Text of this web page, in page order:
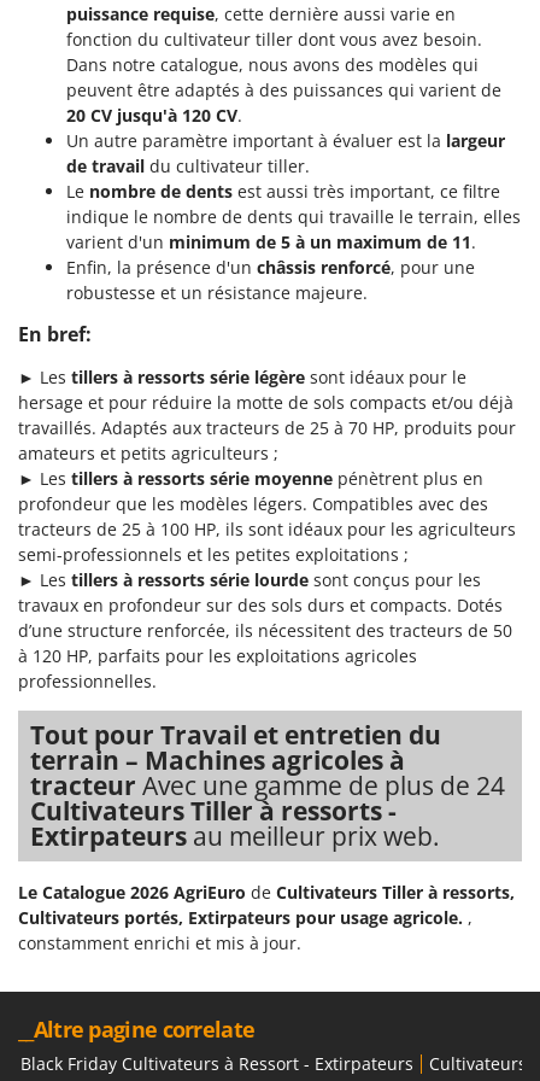
puissance requise, cette dernière aussi varie en
fonction du cultivateur tiller dont vous avez besoin.
Dans notre catalogue, nous avons des modèles qui
peuvent être adaptés à des puissances qui varient de
20 CV jusqu'à 120 CV.
Un autre paramètre important à évaluer est la largeur
de travail du cultivateur tiller.
Le nombre de dents est aussi très important, ce filtre
indique le nombre de dents qui travaille le terrain, elles
varient d'un minimum de 5 à un maximum de 11.
Enfin, la présence d'un châssis renforcé, pour une
robustesse et un résistance majeure.
En bref:
► Les tillers à ressorts série légère sont idéaux pour le
hersage et pour réduire la motte de sols compacts et/ou déjà
travaillés. Adaptés aux tracteurs de 25 à 70 HP, produits pour
amateurs et petits agriculteurs ;
► Les tillers à ressorts série moyenne pénètrent plus en
profondeur que les modèles légers. Compatibles avec des
tracteurs de 25 à 100 HP, ils sont idéaux pour les agriculteurs
semi-professionnels et les petites exploitations ;
► Les tillers à ressorts série lourde sont conçus pour les
travaux en profondeur sur des sols durs et compacts. Dotés
d’une structure renforcée, ils nécessitent des tracteurs de 50
à 120 HP, parfaits pour les exploitations agricoles
professionnelles.
Tout pour Travail et entretien du
terrain – Machines agricoles à
tracteur Avec une gamme de plus de 24
Cultivateurs Tiller à ressorts -
Extirpateurs au meilleur prix web.
Le Catalogue 2026 AgriEuro de Cultivateurs Tiller à ressorts,
Cultivateurs portés, Extirpateurs pour usage agricole. ,
constamment enrichi et mis à jour.
__Altre pagine correlate
Black Friday Cultivateurs à Ressort - Extirpateurs Cultivateurs